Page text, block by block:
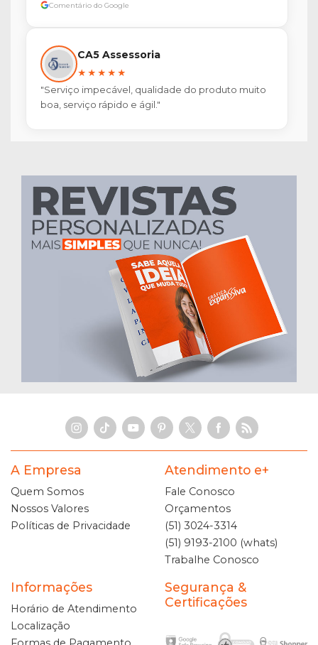
Comentário do Google
CA5 Assessoria
★★★★★
"Serviço impecável, qualidade do produto muito
boa, serviço rápido e ágil."
A Empresa
Quem Somos
Nossos Valores
Políticas de Privacidade
Atendimento e+
Fale Conosco
Orçamentos
(51) 3024-3314
(51) 9193-2100 (whats)
Trabalhe Conosco
Informações
Horário de Atendimento
Localização
Segurança &
Certificações